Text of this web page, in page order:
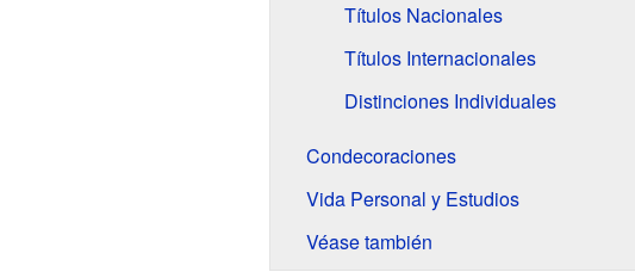
Títulos Nacionales
Títulos Internacionales
Distinciones Individuales
Condecoraciones
Vida Personal y Estudios
Véase también